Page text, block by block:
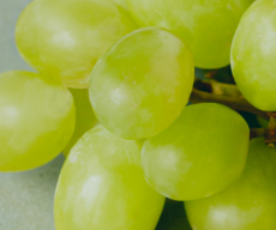
スマートフォン